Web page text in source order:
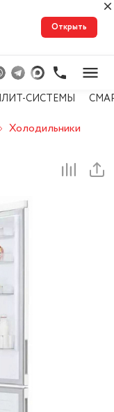
Открыть
СИСТЕМЫ
Холодильники